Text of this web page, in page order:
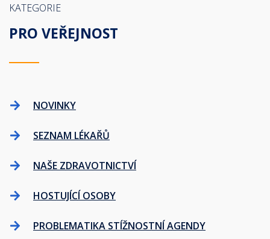
KATEGORIE
PRO VEŘEJNOST
NOVINKY
SEZNAM LÉKAŘŮ
NAŠE ZDRAVOTNICTVÍ
HOSTUJÍCÍ OSOBY
PROBLEMATIKA STÍŽNOSTNÍ AGENDY